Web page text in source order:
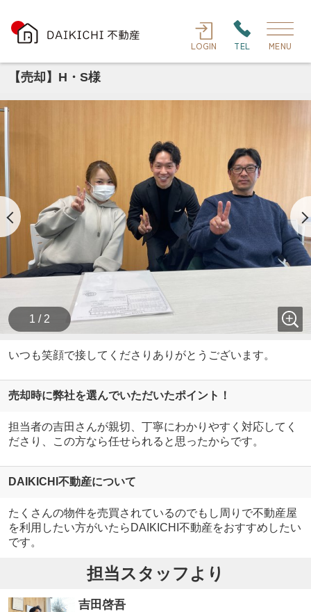
LOGIN TEL MENU
【売却】H・S様
1 / 2
いつも笑顔で接してくださりありがとうございます。
売却時に弊社を選んでいただいたポイント！
担当者の吉田さんが親切、丁寧にわかりやすく対応してく
ださり、この方なら任せられると思ったからです。
DAIKICHI不動産について
たくさんの物件を売買されているのでもし周りで不動産屋
を利用したい方がいたらDAIKICHI不動産をおすすめしたい
です。
担当スタッフより
吉田啓吾